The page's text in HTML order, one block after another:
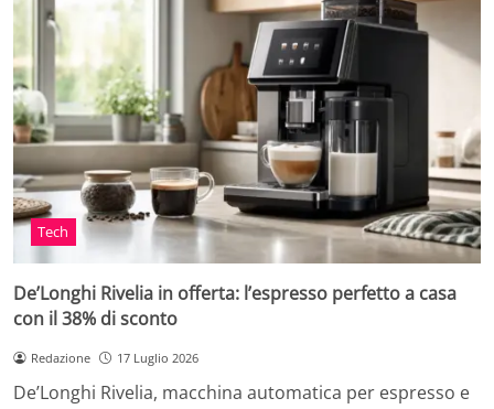
Tech
De’Longhi Rivelia in offerta: l’espresso perfetto a casa
con il 38% di sconto
Redazione 17 Luglio 2026
De’Longhi Rivelia, macchina automatica per espresso e